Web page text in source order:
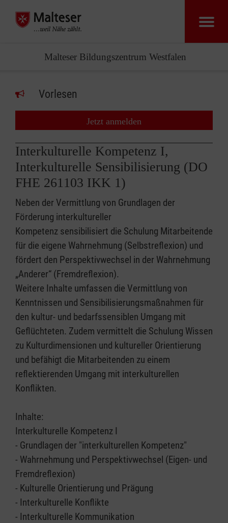
Malteser Bildungszentrum Westfalen
Vorlesen
Jetzt anmelden
Interkulturelle Kompetenz I,
Interkulturelle Sensibilisierung (DO
FHE 261103 IKK 1)
Neben der Vermittlung von Grundlagen der
Förderung interkultureller
Kompetenz sensibilisiert die Schulung Mitarbeitende
für die eigene Wahrnehmung (Selbstreflexion) und
fördert den Perspektivwechsel in der Wahrnehmung
„Anderer“ (Fremdreflexion).
Weitere Inhalte umfassen die Vermittlung von
Kenntnissen und Sensibilisierungsmaßnahmen für
den kultur- und bedarfssensiblen Umgang mit
Geflüchteten. Zudem vermittelt die Schulung Wissen
zu Kulturdimensionen und kultureller Orientierung
und befähigt die Mitarbeitenden zu einem
reflektierenden Umgang mit interkulturellen
Konflikten.
Inhalte:
Interkulturelle Kompetenz I
- Grundlagen der "interkulturellen Kompetenz"
- Wahrnehmung und Perspektivwechsel (Eigen- und
Fremdreflexion)
- Kulturelle Orientierung und Prägung
- Interkulturelle Konflikte
- Interkulturelle Kommunikation